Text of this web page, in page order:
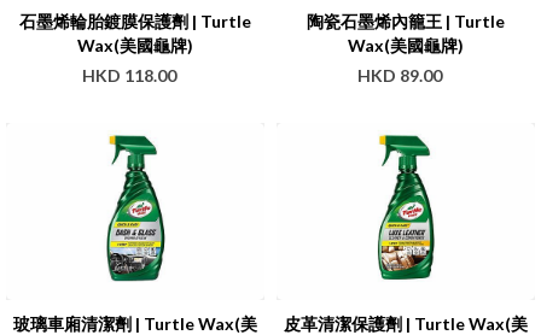
石墨烯輪胎鍍膜保護劑 | Turtle
Wax(美國龜牌)
HKD 118.00
陶瓷石墨烯內籠王 | Turtle
Wax(美國龜牌)
HKD 89.00
玻璃車廂清潔劑 | Turtle Wax(美
皮革清潔保護劑 | Turtle Wax(美